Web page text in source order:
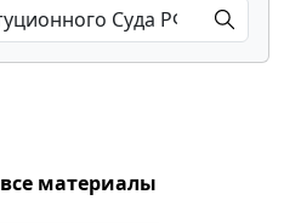
материалы